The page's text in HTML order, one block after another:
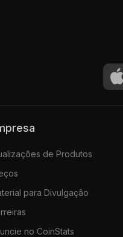
de Produtos
para Divulgação
no CoinStats